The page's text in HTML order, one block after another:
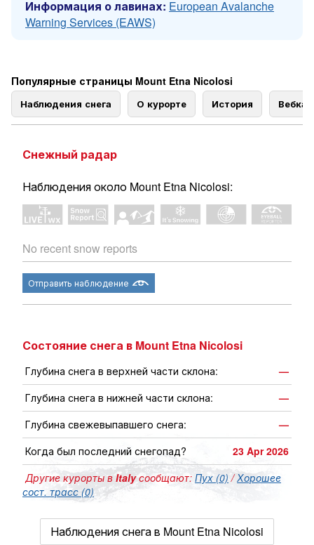
Информация о лавинах: European Avalanche
Warning Services (EAWS)
Популярные страницы Mount Etna Nicolosi
Наблюдения снега О курорте История
Снежный радар
Наблюдения около Mount Etna Nicolosi:
No recent snow reports
Отправить наблюдение
Состояние снега в Mount Etna Nicolosi
Глубина снега в верхней части склона:
—
Глубина снега в нижней части склона:
—
Глубина свежевыпавшего снега:
—
Когда был последний снегопад?
23 Apr 2026
Другие курорты вItalyсообщают: Пух (0) /Хорошее
сост. трасс (0)
Наблюдения снега в Mount Etna Nicolosi